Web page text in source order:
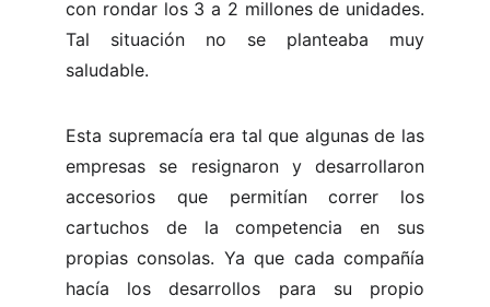
con rondar los 3 a 2 millones de unidades.
Tal situación no se planteaba muy
saludable.
Esta supremacía era tal que algunas de las
empresas se resignaron y desarrollaron
accesorios que permitían correr los
cartuchos de la competencia en sus
propias consolas. Ya que cada compañía
hacía los desarrollos para su propio